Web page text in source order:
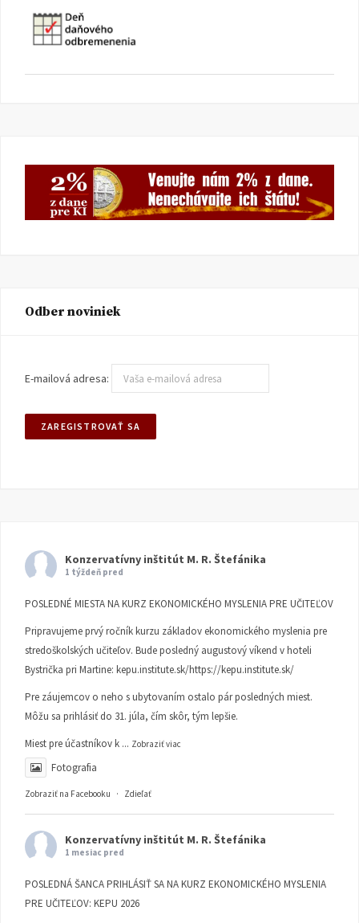
Odber noviniek
E-mailová adresa:
Konzervatívny inštitút M. R. Štefánika
1 týždeň pred
POSLEDNÉ MIESTA NA KURZ EKONOMICKÉHO MYSLENIA PRE UČITEĽOV
Pripravujeme prvý ročník kurzu základov ekonomického myslenia pre
stredoškolských učiteľov. Bude posledný augustový víkend v hoteli
Bystrička pri Martine: kepu.institute.sk/https://kepu.institute.sk/
Pre záujemcov o neho s ubytovaním ostalo pár posledných miest.
Môžu sa prihlásiť do 31. júla, čím skôr, tým lepšie.
Miest pre účastníkov k ... Zobraziť viac
Fotografia
Zobraziť na Facebooku · Zdieľať
Konzervatívny inštitút M. R. Štefánika
1 mesiac pred
POSLEDNÁ ŠANCA PRIHLÁSIŤ SA NA KURZ EKONOMICKÉHO MYSLENIA
PRE UČITEĽOV: KEPU 2026